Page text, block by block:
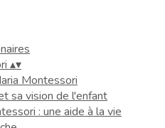
▴▾
Montessori
sa vision de l'enfant
: une aide à la vie